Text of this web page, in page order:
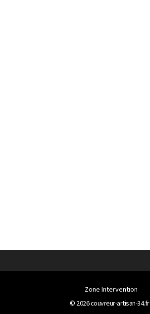
Zone Intervention
© 2026couvreur-artisan-34.fr